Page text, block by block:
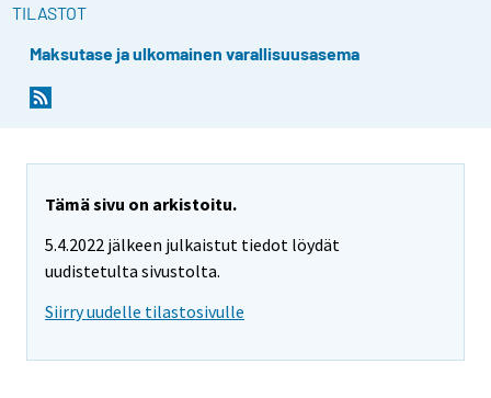
TILASTOT
Maksutase ja ulkomainen varallisuusasema
Tämä sivu on arkistoitu.
5.4.2022 jälkeen julkaistut tiedot löydät
uudistetulta sivustolta.
Siirry uudelle tilastosivulle